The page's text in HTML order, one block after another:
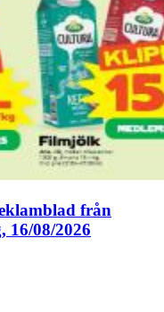
från
16/08/2026